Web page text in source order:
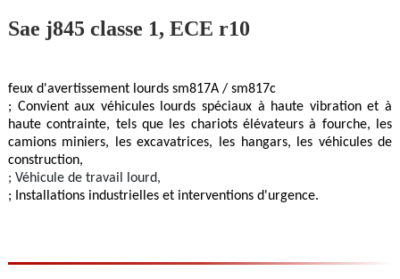
Sae j845 classe 1, ECE r10
feux d'avertissement lourds sm817A / sm817c
; Convient aux véhicules lourds spéciaux à haute vibration et à
haute contrainte, tels que les chariots élévateurs à fourche, les
camions miniers, les excavatrices, les hangars, les véhicules de
construction,
; Véhicule de travail lourd,
; Installations industrielles et interventions d'urgence.